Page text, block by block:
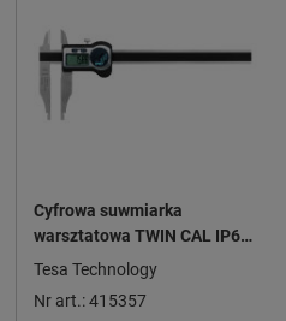
Cyfrowa suwmiarka
warsztatowa TWIN CAL IP67,
z mackami pomiarowymi
Tesa Technology
Nr art.: 415357